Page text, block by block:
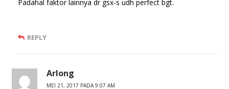
Padahal faktor lainnya dr gsx-s udh perfect bgt.
REPLY
Arlong
MEI 21, 2017 PADA 9:07 AM